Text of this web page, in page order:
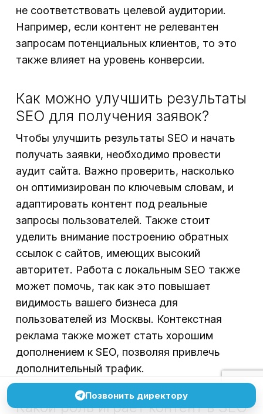
не соответствовать целевой аудитории.
Например, если контент не релевантен
запросам потенциальных клиентов, то это
также влияет на уровень конверсии.
Как можно улучшить результаты
SEO для получения заявок?
Чтобы улучшить результаты SEO и начать
получать заявки, необходимо провести
аудит сайта. Важно проверить, насколько
он оптимизирован по ключевым словам, и
адаптировать контент под реальные
запросы пользователей. Также стоит
уделить внимание построению обратных
ссылок с сайтов, имеющих высокий
авторитет. Работа с локальным SEO также
может помочь, так как это повышает
видимость вашего бизнеса для
пользователей из Москвы. Контекстная
реклама также может стать хорошим
дополнением к SEO, позволяя привлечь
дополнительный трафик.
Какой роль играет контент в SEO
Позвонить директору